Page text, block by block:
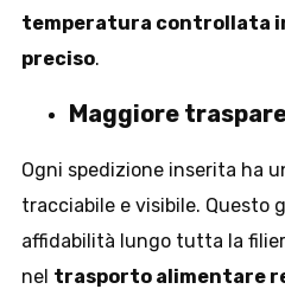
temperatura controllata
preciso.
Maggiore
Ogni spedizione inserita ha
tracciabile e visibile. Questo
affidabilità lungo tutta la
nel trasporto alimentare